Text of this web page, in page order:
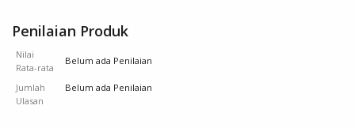
Penilaian Produk
Nilai
Rata-rata
Belum ada Penilaian
Jumlah
Ulasan
Belum ada Penilaian